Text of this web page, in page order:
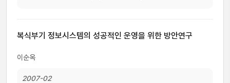
복식부기 정보시스템의 성공적인 운영을 위한 방안연구
이순옥
2007-02